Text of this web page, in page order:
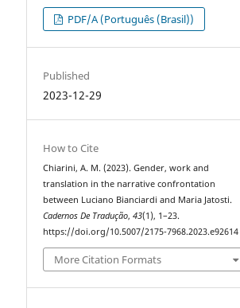
PDF/A (Português (Brasil))
Published
2023-12-29
How to Cite
Chiarini, A. M. (2023). Gender, work and
translation in the narrative confrontation
between Luciano Bianciardi and Maria Jatosti.
Cadernos De Tradução,43(1), 1–23.
https://doi.org/10.5007/2175-7968.2023.e92614
More Citation Formats